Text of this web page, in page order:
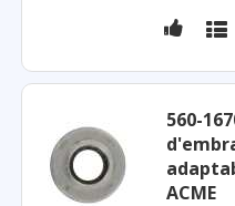
560-
ACME